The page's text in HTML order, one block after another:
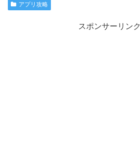
アプリ攻略
スポンサーリンク